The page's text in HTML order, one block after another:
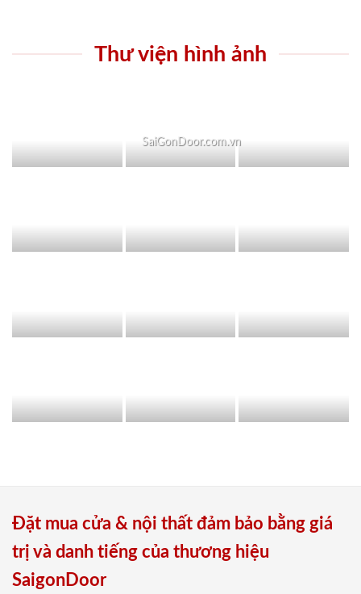
Thư viện hình ảnh
SaiGonDoor.com.vn
Đặt mua cửa & nội thất đảm bảo bằng giá
trị và danh tiếng của thương hiệu
SaigonDoor